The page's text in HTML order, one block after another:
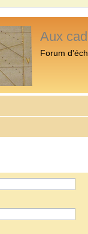
Aux
Forum